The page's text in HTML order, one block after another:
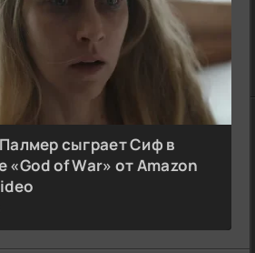
сыграет Сиф в
«God of War» от Amazon